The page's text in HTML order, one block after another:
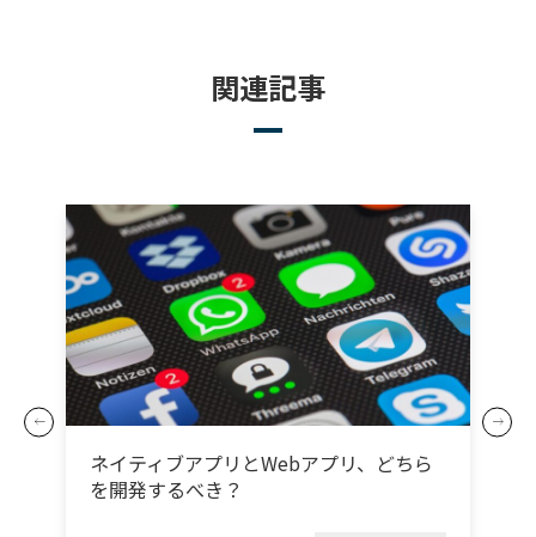
関連記事
ネイティブアプリとWebアプリ、どちら
を開発するべき？